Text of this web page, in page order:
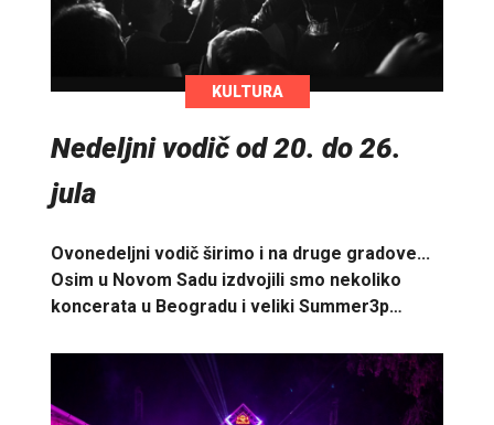
KULTURA
Nedeljni vodič od 20. do 26.
jula
Ovonedeljni vodič širimo i na druge gradove...
Osim u Novom Sadu izdvojili smo nekoliko
koncerata u Beogradu i veliki Summer3p…